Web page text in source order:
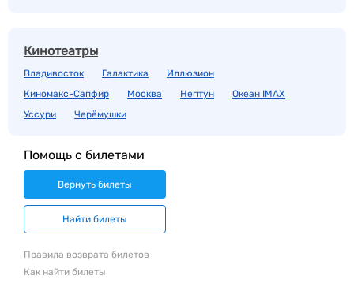
Кинотеатры
Владивосток Галактика
Иллюзион
Киномакс-Сапфир
Москва Нептун
Океан IMAX
Уссури
Черёмушки
Помощь с билетами
Вернуть билеты
Найти билеты
Правила возврата билетов
Как найти билеты